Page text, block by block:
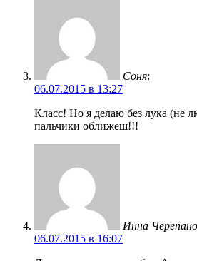
Соня:
06.07.2015 в 13:27
Класс! Но я делаю без лука (не
пальчики оближеш!!!
Инна
06.07.2015 в 16:07